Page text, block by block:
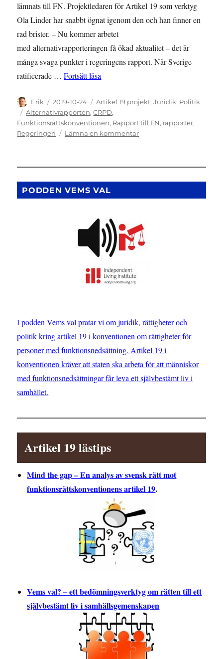
lämnats till FN. Projektledaren för Artikel 19 som verktyg
Ola Linder har snabbt ögnat igenom den och han finner en
rad brister. – Nu kommer arbetet
med alternativrapporteringen få ökad aktualitet – det är
många svaga punkter i regeringens rapport. När Sverige
ratificerade …Fortsätt läsa
Författare
Erik
Publicerat
den
2019-10-24 Kategorier
Artikel 19 projekt,Juridik, Politik
Etiketter
Alternativrapporten,CRPD,
Funktionsrättskonventionen, Rapport till FN, rapporter,
Regeringen
Lämna en kommentartill
PODDEN VEMS VAL
I podden Vems val pratar vi om juridik, rättigheter och
politik kring artikel 19 i konventionen om rättigheter för
personer med funktionsnedsättning. Artikel 19 i
konventionen kräver att staten ska arbeta för att människor
med funktionsnedsättningar får leva ett självbestämt liv i
samhället.
Artikel 19 lästips
Mind the gap – En analys av svensk rätt mot
funktionsrättskonventionens artikel 19.
Vems val? – ett bedömningsverktyg om rätten till ett
självbestämt liv i samhällsgemenskapen